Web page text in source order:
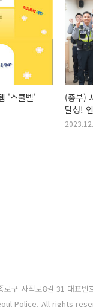
'스쿨벨'
(중부)
달성!
로구 사직로8길 31 대표번
Police. All rights